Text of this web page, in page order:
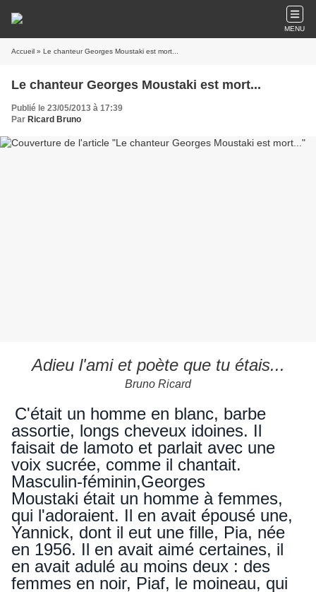
MENU
Accueil » Le chanteur Georges Moustaki est mort...
Le chanteur Georges Moustaki est mort...
Publié le 23/05/2013 à 17:39
Par Ricard Bruno
Adieu l'ami et poète que tu étais...
Bruno Ricard
C'était un homme en blanc, barbe
assortie, longs cheveux idoines. Il
faisait de lamoto et parlait avec une
voix sucrée, comme il chantait.
Masculin-féminin,Georges
Moustaki était un homme à femmes,
qui l'adoraient. Il en avait épousé une,
Yannick, dont il eut une fille, Pia, née
en 1956. Il en avait aimé certaines, il
en avait adulé au moins deux : des
femmes en noir, Piaf, le moineau, qui